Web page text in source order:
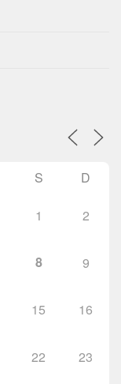
S D
1 2
8 9
15 16
22 23